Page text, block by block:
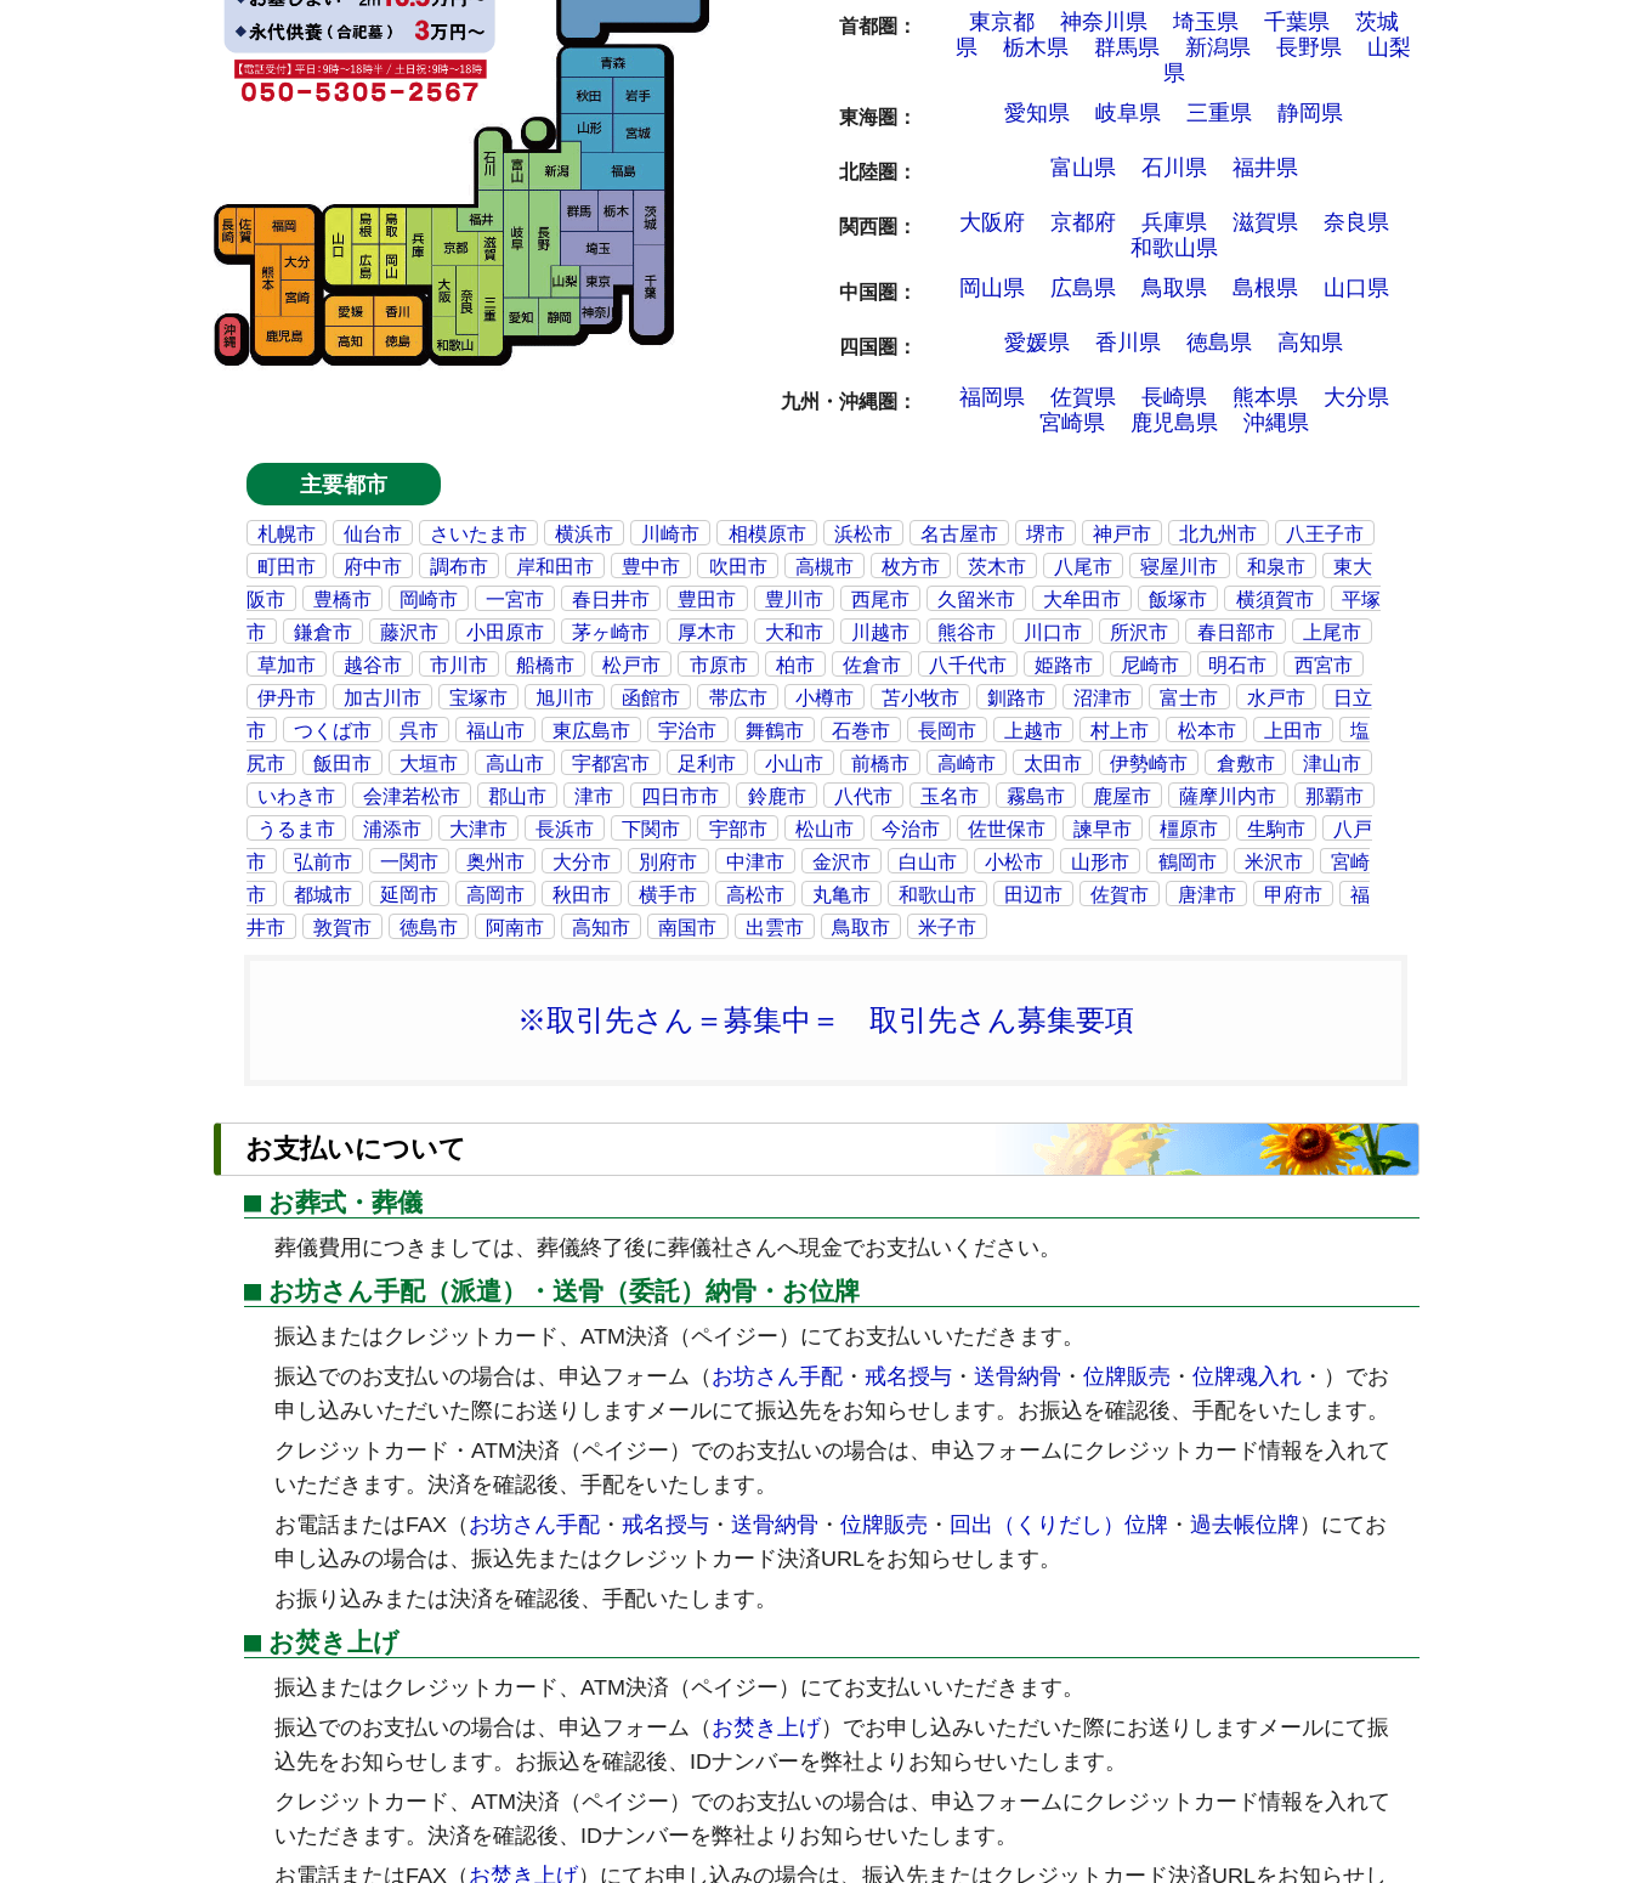
首都圏 東京都 神奈川県 埼玉県 千葉県
茨城
県
栃木県 群馬県 新潟県 長野県
山梨
県
東海圏 愛知県 岐阜県 三重県 静岡県
北陸圏 富山県 石川県 福井県
関西圏 大阪府 京都府 兵庫県 滋賀県
奈良県
和歌山県
中国圏 岡山県 広島県 鳥取県 島根県 山口県
四国圏 愛媛県 香川県 徳島県 高知県
九州・沖縄圏 福岡県 佐賀県 長崎県 熊本県
大分県
宮崎県
鹿児島県 沖縄県
主要都市
札幌市 仙台市 さいたま市 横浜市 川崎市 相模原市 浜松市 名古屋市 堺市 神戸市 北九州市
八王子市
町田市
府中市 調布市 岸和田市 豊中市 吹田市 高槻市 枚方市 茨木市 八尾市 寝屋川市 和泉市
東大
阪市
豊橋市 岡崎市 一宮市 春日井市 豊田市 豊川市 西尾市 久留米市 大牟田市 飯塚市 横須賀市
平塚
市
鎌倉市 藤沢市 小田原市 茅ヶ崎市 厚木市 大和市 川越市 熊谷市 川口市 所沢市 春日部市
上尾市
草加市
越谷市 市川市 船橋市 松戸市 市原市 柏市 佐倉市 八千代市 姫路市 尼崎市 明石市
西宮市
伊丹市
加古川市 宝塚市 旭川市 函館市 帯広市 小樽市 苫小牧市 釧路市 沼津市 富士市 水戸市
日立
市
つくば市 呉市 福山市 東広島市 宇治市 舞鶴市 石巻市 長岡市 上越市 村上市 松本市 上田市
塩
尻市
飯田市 大垣市 高山市 宇都宮市 足利市 小山市 前橋市 高崎市 太田市 伊勢崎市 倉敷市
津山市
いわき市
会津若松市 郡山市 津市 四日市市 鈴鹿市 八代市 玉名市 霧島市 鹿屋市 薩摩川内市
那覇市
うるま市
浦添市 大津市 長浜市 下関市 宇部市 松山市 今治市 佐世保市 諫早市 橿原市 生駒市
八戸
市
弘前市 一関市 奥州市 大分市 別府市 中津市 金沢市 白山市 小松市 山形市 鶴岡市 米沢市
宮崎
市
都城市 延岡市 高岡市 秋田市 横手市 高松市 丸亀市 和歌山市 田辺市 佐賀市 唐津市 甲府市
福
井市
敦賀市 徳島市 阿南市 高知市 南国市 出雲市 鳥取市 米子市
※取引先さん＝募集中＝ 取引先さん募集要項
お支払いについて
お葬式・葬儀
葬儀費用につきましては、葬儀終了後に葬儀社さんへ現金でお支払いください。
お坊さん手配（派遣）・送骨（委託）納骨・お位牌
振込またはクレジットカード、ATM決済（ペイジー）にてお支払いいただきます。
振込でのお支払いの場合は、申込フォーム（ お坊さん手配・ 戒名授与・ 送骨納骨 ・ 位牌販売 ・ 位牌魂入れ・ ）でお
申し込みいただいた際にお送りしますメールにて振込先をお知らせします。お振込を確認後、手配をいたします。
クレジットカード・ATM決済（ペイジー）でのお支払いの場合は、申込フォームにクレジットカード情報を入れて
いただきます。決済を確認後、手配をいたします。
お電話またはFAX（ お坊さん手配・ 戒名授与・ 送骨納骨 ・ 位牌販売 ・ 回出（くりだし）位牌 ・ 過去帳位牌 ）にてお
申し込みの場合は、振込先またはクレジットカード決済URLをお知らせします。
お振り込みまたは決済を確認後、手配いたします。
お焚き上げ
振込またはクレジットカード、ATM決済（ペイジー）にてお支払いいただきます。
振込でのお支払いの場合は、申込フォーム（ お焚き上げ）でお申し込みいただいた際にお送りしますメールにて振
込先をお知らせします。お振込を確認後、IDナンバーを弊社よりお知らせいたします。
クレジットカード、ATM決済（ペイジー）でのお支払いの場合は、申込フォームにクレジットカード情報を入れて
いただきます。決済を確認後、IDナンバーを弊社よりお知らせいたします。
お電話またはFAX（ お焚き上げ）にてお申し込みの場合は、振込先またはクレジットカード決済URLをお知らせし